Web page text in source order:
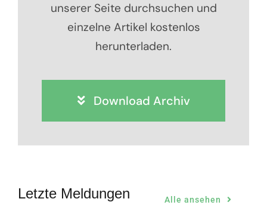
unserer Seite durchsuchen und
einzelne Artikel kostenlos
herunterladen.
Download Archiv
Letzte Meldungen Alle ansehen